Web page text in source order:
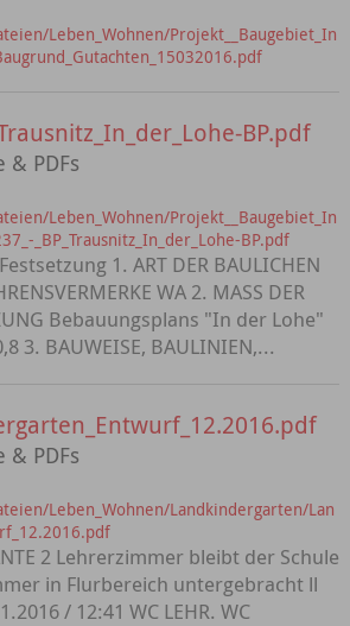
Leben_Wohnen/Projekt__Baugebiet_In
BP.pdf
& PDFs
Leben_Wohnen/Projekt__Baugebiet_In
_BP_Trausnitz_In_der_Lohe-BP.pdf
1. ART DER BAULICHEN
WA 2. MASS DER
Bebauungsplans "In der Lohe"
3. BAUWEISE, BAULINIEN,...
& PDFs
Leben_Wohnen/Landkindergarten/Lan
2 Lehrerzimmer bleibt der Schule
in Flurbereich untergebracht ll
/ 12:41 WC LEHR. WC